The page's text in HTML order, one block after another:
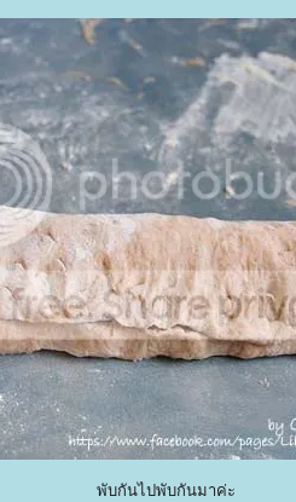
พับกันไปพับกันมาค่ะ